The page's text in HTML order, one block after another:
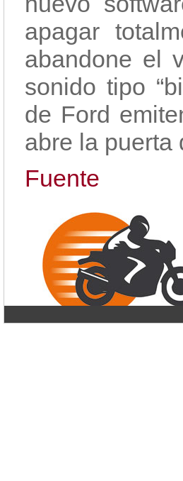
apagar
abandone el
sonido tipo
de Ford
abre la puerta
Fuente